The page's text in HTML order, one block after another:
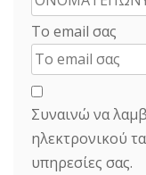
Το email σας
Συναινώ να
ηλεκτρονικού
υπηρεσίες σας.